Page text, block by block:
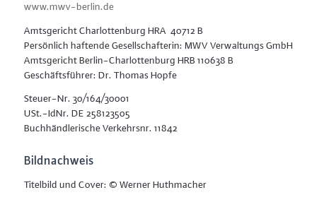
www.mwv-berlin.de
Amtsgericht Charlottenburg HRA 40712 B
Persönlich haftende Gesellschafterin: MWV Verwaltungs GmbH
Amtsgericht Berlin-Charlottenburg HRB 110638 B
Geschäftsführer: Dr. Thomas Hopfe
Steuer-Nr. 30/164/30001
USt.-IdNr. DE 258123505
Buchhändlerische Verkehrsnr. 11842
Bildnachweis
Titelbild und Cover: © Werner Huthmacher